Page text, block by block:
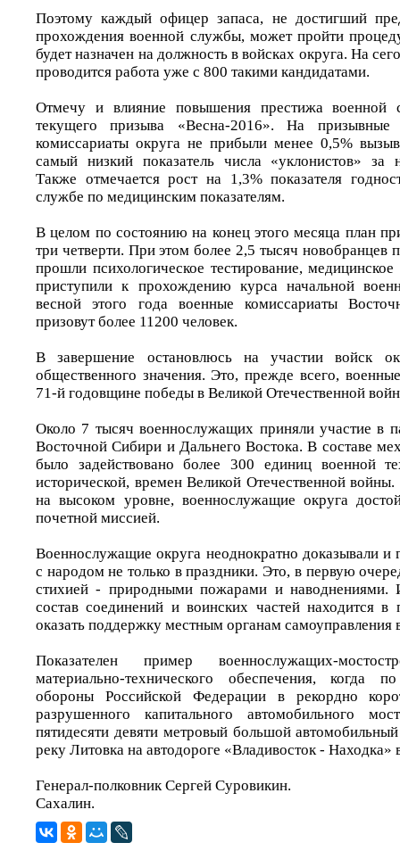
Поэтому каждый офицер запаса, не достигший
прохождения военной службы, может пройти
будет назначен на должность в войсках округа. На
проводится работа уже с 800 такими кандидатами.
Отмечу и влияние повышения престижа военной
текущего призыва «Весна-2016». На
комиссариаты округа не прибыли менее 0,5%
самый низкий показатель числа «уклонистов» за
Также отмечается рост на 1,3% показателя
службе по медицинским показателям.
В целом по состоянию на конец этого месяца план
три четверти. При этом более 2,5 тысяч новобранцев
прошли психологическое тестирование, медицинское
приступили к прохождению курса начальной
весной этого года военные комиссариаты
призовут более 11200 человек.
В завершение остановлюсь на участии войск
общественного значения. Это, прежде всего,
71-й годовщине победы в Великой Отечественной
Около 7 тысяч военнослужащих приняли участие в
Восточной Сибири и Дальнего Востока. В составе
было задействовано более 300 единиц военной
исторической, времен Великой Отечественной
на высоком уровне, военнослужащие округа
почетной миссией.
Военнослужащие округа неоднократно доказывали и
с народом не только в праздники. Это, в первую
стихией - природными пожарами и
состав соединений и воинских частей находится в
оказать поддержку местным органам самоуправления
Показателен пример военнослужащих-
материально-технического обеспечения, когда
обороны Российской Федерации в рекордно
разрушенного капитального автомобильного
пятидесяти девяти метровый большой
реку Литовка на автодороге «Владивосток -
Генерал-полковник Сергей Суровикин.
Сахалин.